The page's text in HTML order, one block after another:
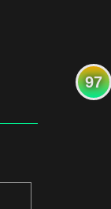
97